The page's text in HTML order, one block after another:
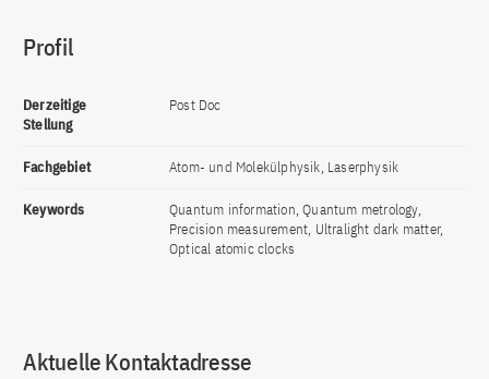
Profil
Derzeitige
Stellung
Post Doc
Fachgebiet Atom- und Molekülphysik, Laserphysik
Keywords
Quantum information, Quantum metrology,
Precision measurement, Ultralight dark matter,
Optical atomic clocks
Aktuelle Kontaktadresse